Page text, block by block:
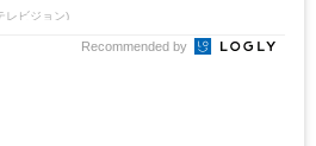
レビジョン)
Recommended by